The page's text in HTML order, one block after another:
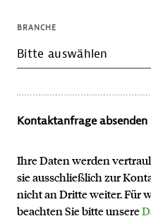
BRANCHE
Kontaktanfrage absenden
Ihre Daten werden
sie ausschließlich zur
nicht an Dritte weiter. Für
beachten Sie bitte unsere